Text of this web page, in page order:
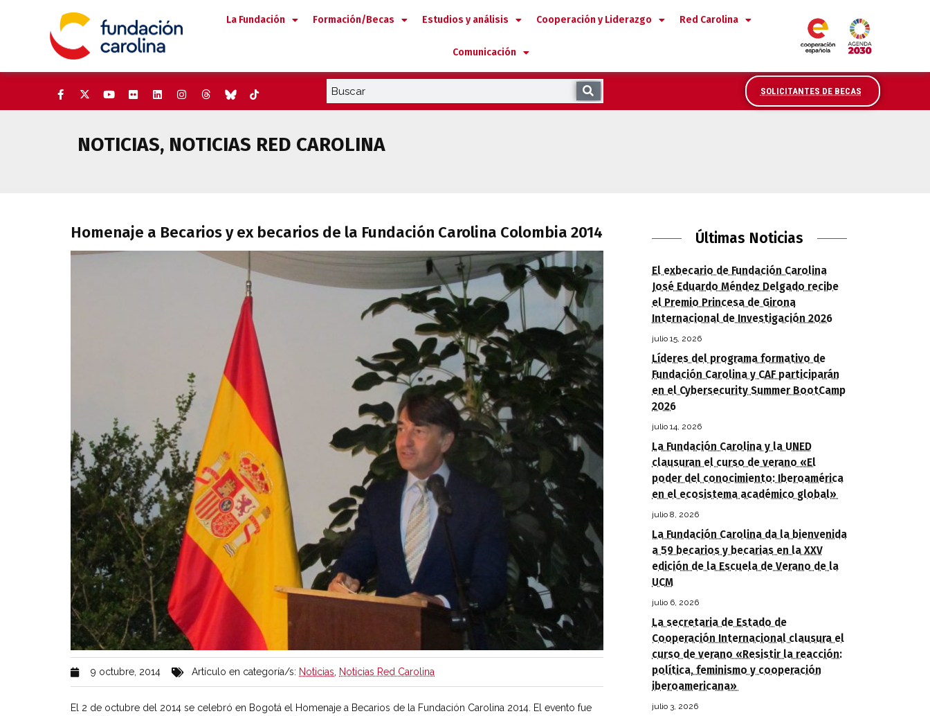
La Fundación Formación/Becas Estudios y análisis Cooperación y Liderazgo Red Carolina
Comunicación
SOLICITANTES DE BECAS
NOTICIAS, NOTICIAS RED CAROLINA
Homenaje a Becarios y ex becarios de la Fundación Carolina Colombia 2014
9 octubre, 2014 Artículo en categoría/s: Noticias, Noticias Red Carolina
El 2 de octubre del 2014 se celebró en Bogotá el Homenaje a Becarios de la Fundación Carolina 2014. El evento fue
Últimas Noticias
El exbecario de Fundación Carolina
José Eduardo Méndez Delgado recibe
el Premio Princesa de Girona
Internacional de Investigación 2026
julio 15, 2026
Líderes del programa formativo de
Fundación Carolina y CAF participarán
en el Cybersecurity Summer BootCamp
2026
julio 14, 2026
La Fundación Carolina y la UNED
clausuran el curso de verano «El
poder del conocimiento: Iberoamérica
en el ecosistema académico global»
julio 8, 2026
La Fundación Carolina da la bienvenida
a 59 becarios y becarias en la XXV
edición de la Escuela de Verano de la
UCM
julio 6, 2026
La secretaria de Estado de
Cooperación Internacional clausura el
curso de verano «Resistir la reacción:
política, feminismo y cooperación
iberoamericana»
julio 3, 2026